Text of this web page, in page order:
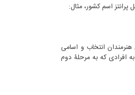
پرانتز اسم کشور، مثال:
انتخاب و اسامی
افرادی که به مرحلۀ دوم